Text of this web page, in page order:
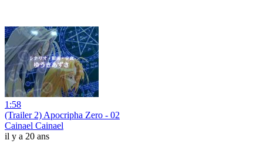
1:58
(Trailer 2) Apocripha Zero - 02
Cainael Cainael
il y a 20 ans